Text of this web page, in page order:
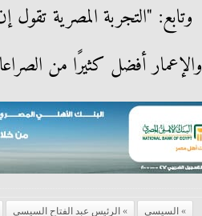
وتابع: "التجربة المصرية تقول
والإعمار أفضل كثيرًا من
السيسي الرئيس عبد الفتاح السيسي